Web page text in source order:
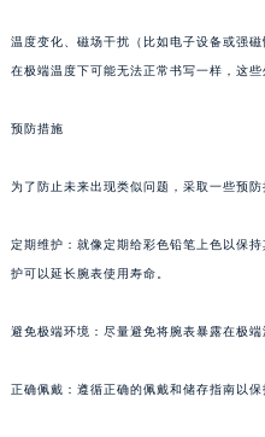
温度变化、磁场干扰（比如电子设备或强
在极端温度下可能无法正常书写一样，这些
预防措施
为了防止未来出现类似问题，采取一些预防
定期维护：就像定期给彩色铅笔上色以保
护可以延长腕表使用寿命。
避免极端环境：尽量避免将腕表暴露在极端
正确佩戴：遵循正确的佩戴和储存指南以保